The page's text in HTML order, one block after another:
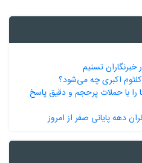
خبرنگاران تسنیم
اکبری چه می‌شود؟
را با حملات پرحجم‌‌ و دقیق‌ پاسخ
دهه پایانی صفر از امروز